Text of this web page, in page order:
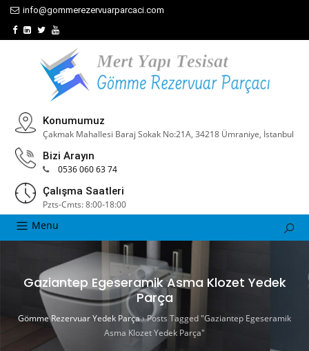
info@gommerezervuarparcaci.com
Konumumuz
Çakmak Mahallesi Baraj Sokak No:21A, 34218 Ümraniye, İstanbul
Bizi Arayın
0536 060 63 74
Çalışma Saatleri
Pzts-Cmts: 8:00-18:00
Menu
Gaziantep Egeseramik Asma Klozet Yedek
Parça
Gömme Rezervuar Yedek Parça›Posts Tagged "Gaziantep Egeseramik
Asma Klozet Yedek Parça"